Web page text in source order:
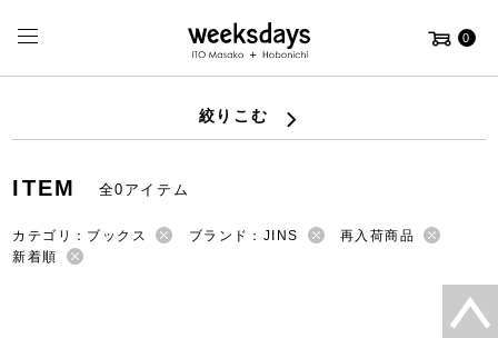
0
絞りこむ
ITEM 全0アイテム
カテゴリ：ブックス ブランド：JINS
再入荷商品
新着順